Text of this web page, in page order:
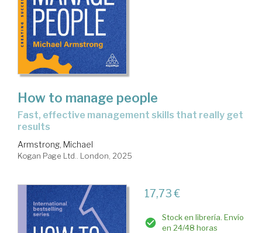
How to manage people
fast, effective management skills that really get
results
Armstrong, Michael
Kogan Page Ltd.. London, 2025
17,73 €
Stock en librería. Envío
en 24/48 horas